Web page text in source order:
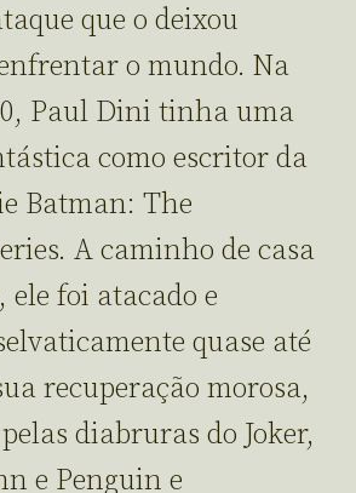
que o deixou
o mundo. Na
Paul Dini tinha uma
como escritor da
Batman: The
A caminho de casa
foi atacado e
quase até
recuperação morosa,
diabruras do Joker,
e Penguin e